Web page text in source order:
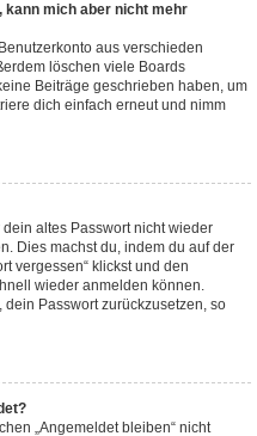
kann mich aber nicht mehr
aus verschieden
löschen viele Boards
Beiträge geschrieben haben, um
dich einfach erneut und nimm
altes Passwort nicht wieder
Dies machst du, indem du auf der
vergessen“ klickst und den
wieder anmelden können.
Passwort zurückzusetzen, so
„Angemeldet bleiben“ nicht